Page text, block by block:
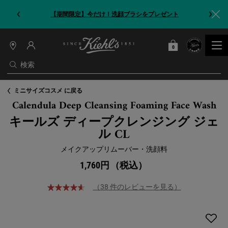
【期間限定】今だけ！洗顔ブラシをプレゼント
検索
店
情
報
カート
0
0 カート内の製品
ミニサイズコスメ に戻る
Calendula Deep Cleansing Foaming Face Wash
キールズ ディープクレンジング ジェ
ル CL
メイクアップリムーバー・洗顔料
1,760円 （税込）
（38 件のレビューを見る）